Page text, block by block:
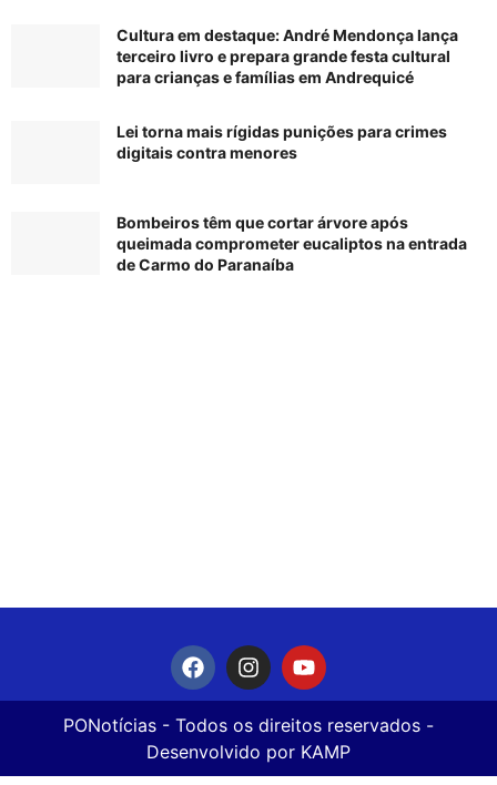
Cultura em destaque: André Mendonça lança
terceiro livro e prepara grande festa cultural
para crianças e famílias em Andrequicé
Lei torna mais rígidas punições para crimes
digitais contra menores
Bombeiros têm que cortar árvore após
queimada comprometer eucaliptos na entrada
de Carmo do Paranaíba
PONotícias - Todos os direitos reservados -
Desenvolvido por KAMP